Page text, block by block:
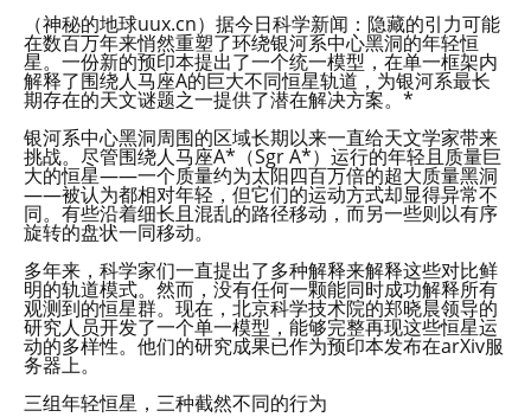
（神秘的地球uux.cn）据今日科学新闻：隐藏的引力可能
在数百万年来悄然重塑了环绕银河系中心黑洞的年轻恒
星。一份新的预印本提出了一个统一模型，在单一框架内
解释了围绕人马座A的巨大不同恒星轨道，为银河系最长
期存在的天文谜题之一提供了潜在解决方案。*
银河系中心黑洞周围的区域长期以来一直给天文学家带来
挑战。尽管围绕人马座A*（Sgr A*）运行的年轻且质量巨
大的恒星——一个质量约为太阳四百万倍的超大质量黑洞
——被认为都相对年轻，但它们的运动方式却显得异常不
同。有些沿着细长且混乱的路径移动，而另一些则以有序
旋转的盘状一同移动。
多年来，科学家们一直提出了多种解释来解释这些对比鲜
明的轨道模式。然而，没有任何一颗能同时成功解释所有
观测到的恒星群。现在，北京科学技术院的郑晓晨领导的
研究人员开发了一个单一模型，能够完整再现这些恒星运
动的多样性。他们的研究成果已作为预印本发布在arXiv服
务器上。
三组年轻恒星，三种截然不同的行为